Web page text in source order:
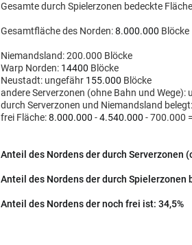
Gesamte durch Spielerzonen bedeckte
Gesamtfläche des Norden:8.000.000 Blöcke
Niemandsland: 200.000 Blöcke
Warp Norden: 14400 Blöcke
Neustadt: ungefähr 155.000 Blöcke
andere Serverzonen (ohne Bahn und Wege):
durch Serverzonen und Niemandsland
frei Fläche:8.000.000 -4.540.000 - 700.000
Anteil des Nordens der durch Serverzonen
Anteil des Nordens der durch Spielerzonen
Anteil des Nordensder noch frei ist: 34,5%